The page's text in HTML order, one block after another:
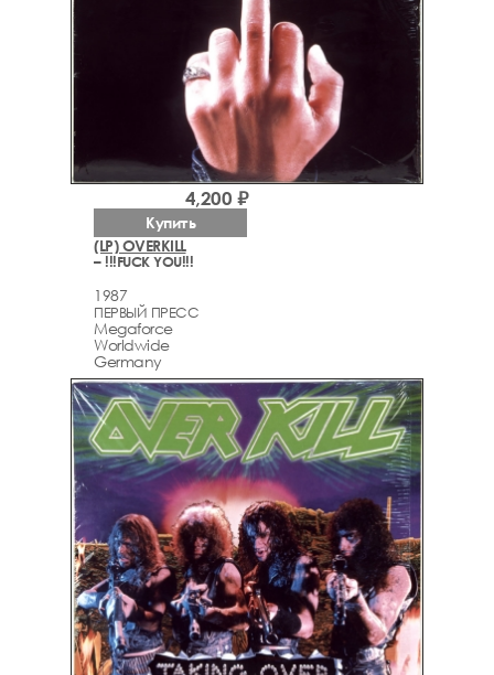
(LP) OVERKILL
– !!!FUCK YOU!!!
1987
ПЕРВЫЙ ПРЕСС
Megaforce
Worldwide
Germany
4,200 ₽
Купить